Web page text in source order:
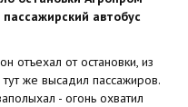
автобус
отъехал от остановки, из
же высадил пассажиров.
- огонь охватил